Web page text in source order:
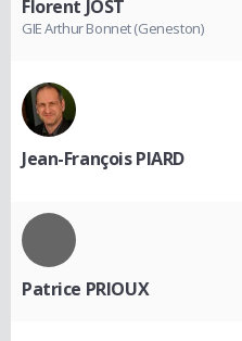
Florent JOST
GIE Arthur Bonnet (Geneston)
Jean-François PIARD
Patrice PRIOUX